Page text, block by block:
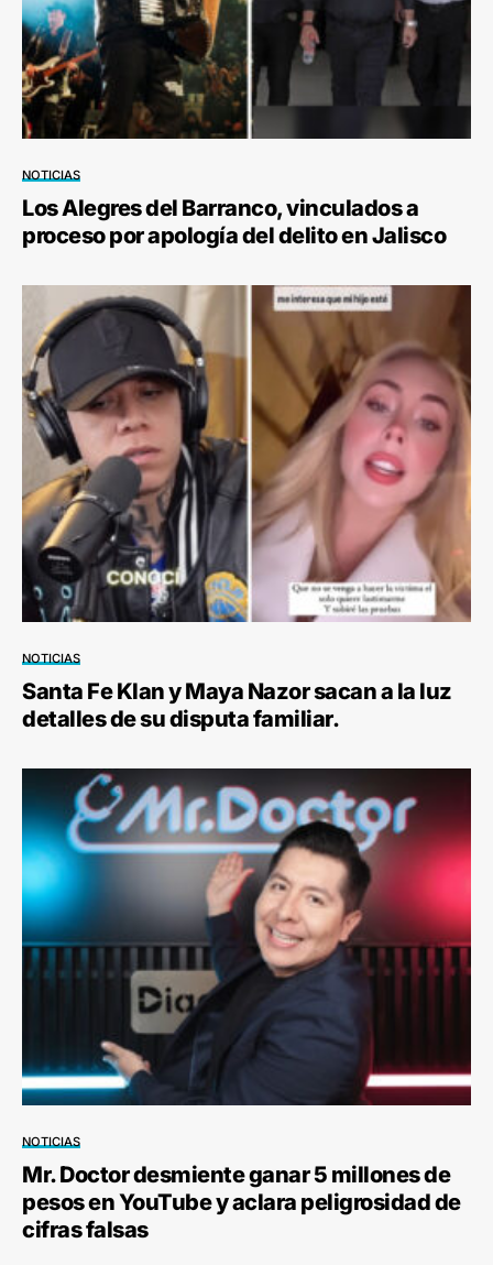
NOTICIAS
Los Alegres del Barranco, vinculados a
proceso por apología del delito en Jalisco
NOTICIAS
Santa Fe Klan y Maya Nazor sacan a la luz
detalles de su disputa familiar.
NOTICIAS
Mr. Doctor desmiente ganar 5 millones de
pesos en YouTube y aclara peligrosidad de
cifras falsas